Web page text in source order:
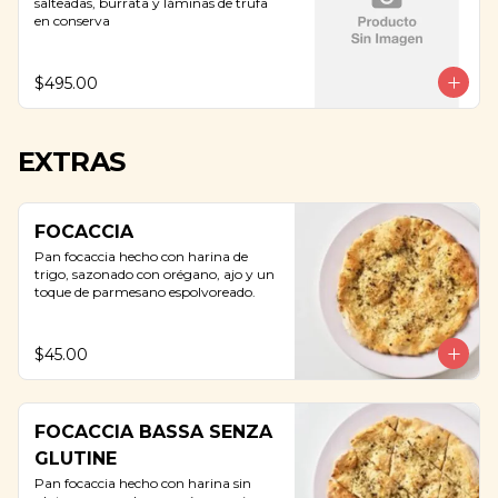
en conserva
$495.00
EXTRAS
FOCACCIA
Pan focaccia hecho con harina de
trigo, sazonado con orégano, ajo y un
toque de parmesano espolvoreado.
$45.00
FOCACCIA BASSA SENZA
GLUTINE
Pan focaccia hecho con harina sin